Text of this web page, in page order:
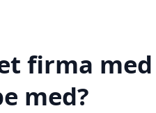
firma
med?